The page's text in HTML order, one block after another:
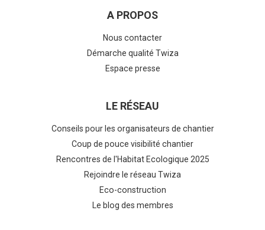
A PROPOS
Nous contacter
Démarche qualité Twiza
Espace presse
LE RÉSEAU
Conseils pour les organisateurs de chantier
Coup de pouce visibilité chantier
Rencontres de l'Habitat Ecologique 2025
Rejoindre le réseau Twiza
Eco-construction
Le blog des membres